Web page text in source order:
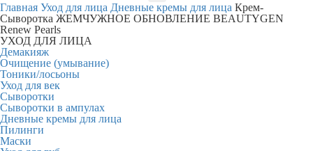
Главная Уход для лица Дневные кремы для лица Крем-
Сыворотка ЖЕМЧУЖНОЕ ОБНОВЛЕНИЕ BEAUTYGEN
Renew Pearls
УХОД ДЛЯ ЛИЦА
Демакияж
Очищение (умывание)
Тоники/лосьоны
Уход для век
Сыворотки
Сыворотки в ампулах
Дневные кремы для лица
Пилинги
Маски